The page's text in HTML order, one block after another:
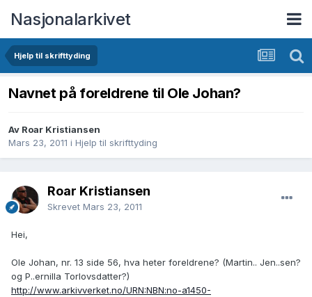
Nasjonalarkivet
Hjelp til skrifttyding
Navnet på foreldrene til Ole Johan?
Av Roar Kristiansen
Mars 23, 2011 i Hjelp til skrifttyding
Roar Kristiansen
Skrevet Mars 23, 2011
Hei,
Ole Johan, nr. 13 side 56, hva heter foreldrene? (Martin.. Jen..sen?
og P..ernilla Torlovsdatter?)
http://www.arkivverket.no/URN:NBN:no-a1450-